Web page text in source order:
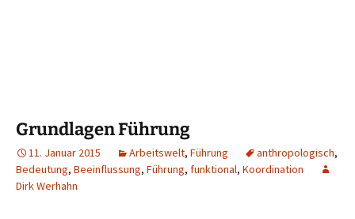
Grundlagen Führung
11. Januar 2015 Arbeitswelt, Führung anthropologisch,
Bedeutung, Beeinflussung, Führung, funktional, Koordination
Dirk Werhahn